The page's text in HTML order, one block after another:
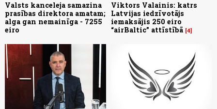
Valsts kanceleja samazina
prasības direktora amatam;
alga gan nemainīga - 7255
eiro
Viktors Valainis: katrs
Latvijas iedzīvotājs
iemaksājis 250 eiro
“airBaltic” attīstībā 4